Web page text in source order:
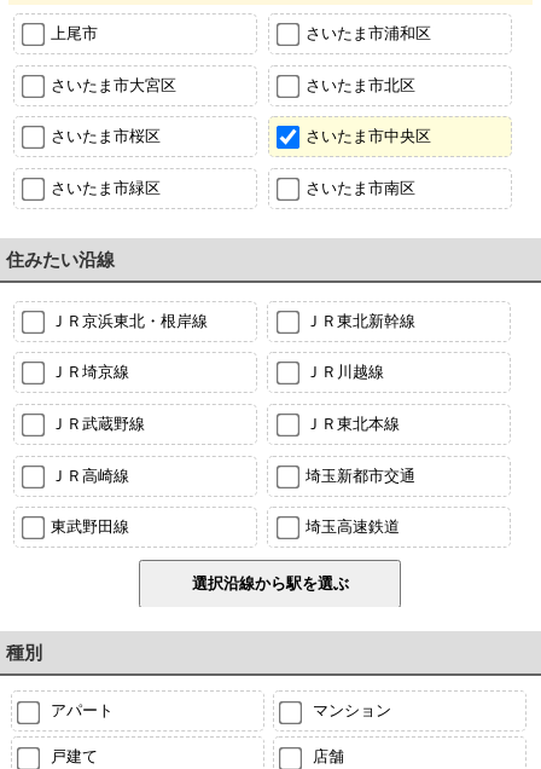
上尾市 さいたま市浦和区
さいたま市大宮区 さいたま市北区
さいたま市桜区 さいたま市中央区
さいたま市緑区 さいたま市南区
住みたい沿線
ＪＲ京浜東北・根岸線 ＪＲ東北新幹線
ＪＲ埼京線 ＪＲ川越線
ＪＲ武蔵野線 ＪＲ東北本線
ＪＲ高崎線 埼玉新都市交通
東武野田線 埼玉高速鉄道
種別
アパート マンション
戸建て 店舗